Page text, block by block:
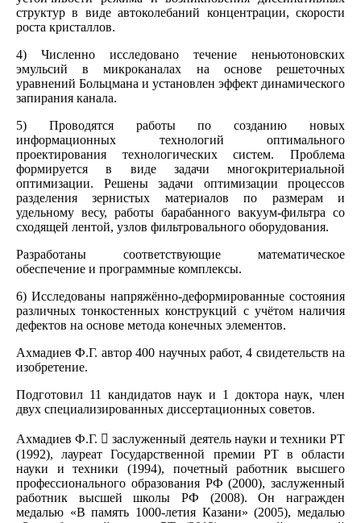
структур в виде автоколебаний концентрации, скорости
роста кристаллов.
4) Численно исследовано течение неньютоновских
эмульсий в микроканалах на основе решеточных
уравнений Больцмана и установлен эффект динамического
запирания канала.
5) Проводятся работы по созданию новых
информационных технологий оптимального
проектирования технологических систем. Проблема
формируется в виде задачи многокритериальной
оптимизации. Решены задачи оптимизации процессов
разделения зернистых материалов по размерам и
удельному весу, работы барабанного вакуум-фильтра со
сходящей лентой, узлов фильтровального оборудования.
Разработаны соответствующие математическое
обеспечение и программные комплексы.
6) Исследованы напряжённо-деформированные состояния
различных тонкостенных конструкций с учётом наличия
дефектов на основе метода конечных элементов.
Ахмадиев Ф.Г. автор 400 научных работ, 4 свидетельств на
изобретение.
Подготовил 11 кандидатов наук и 1 доктора наук, член
двух специализированных диссертационных советов.
Ахмадиев Ф.Г.  заслуженный деятель науки и техники РТ
(1992), лауреат Государственной премии РТ в области
науки и техники (1994), почетный работник высшего
профессионального образования РФ (2000), заслуженный
работник высшей школы РФ (2008). Он награжден
медалью «В память 1000-летия Казани» (2005), медалью